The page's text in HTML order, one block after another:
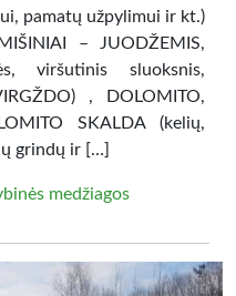
pamatų užpylimui ir kt.)
– JUODŽEMIS,
viršutinis sluoksnis,
, DOLOMITO,
SKALDA (kelių,
grindų ir […]
medžiagos